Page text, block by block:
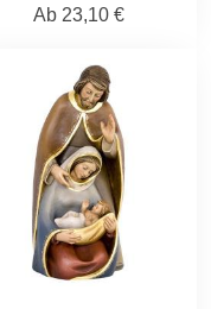
Ab23,10 €